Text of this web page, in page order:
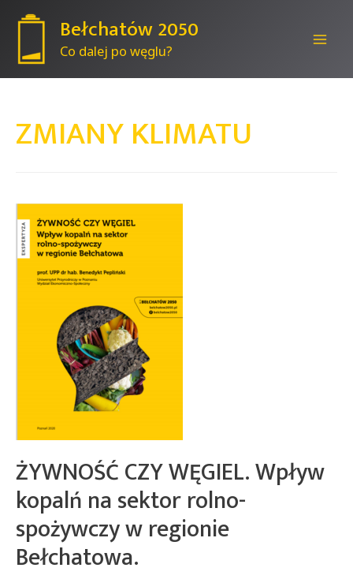
Bełchatów 2050
Co dalej po węglu?
ZMIANY KLIMATU
ŻYWNOŚĆ CZY WĘGIEL. Wpływ
kopalń na sektor rolno-
spożywczy w regionie
Bełchatowa.